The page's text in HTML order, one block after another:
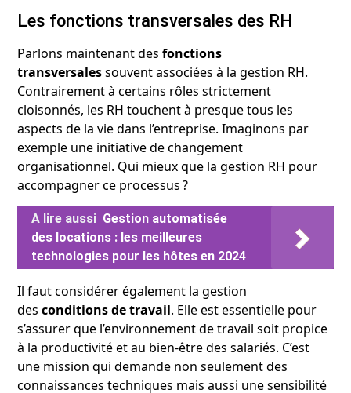
Les fonctions transversales des RH
Parlons maintenant desfonctions
transversalessouvent associées à la gestion RH.
Contrairement à certains rôles strictement
cloisonnés, les RH touchent à presque tous les
aspects de la vie dans l’entreprise. Imaginons par
exemple une initiative de changement
organisationnel. Qui mieux que la gestion RH pour
accompagner ce processus ?
A lire aussi Gestion automatisée
des locations : les meilleures
technologies pour les hôtes en 2024
Il faut considérer également la gestion
desconditions de travail. Elle est essentielle pour
s’assurer que l’environnement de travail soit propice
à la productivité et au bien-être des salariés. C’est
une mission qui demande non seulement des
connaissances techniques mais aussi une sensibilité